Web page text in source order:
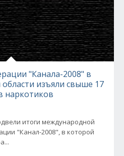
"Канала-2008" в
изъяли свыше 17
наркотиков
итоги международной
"Канал-2008", в которой